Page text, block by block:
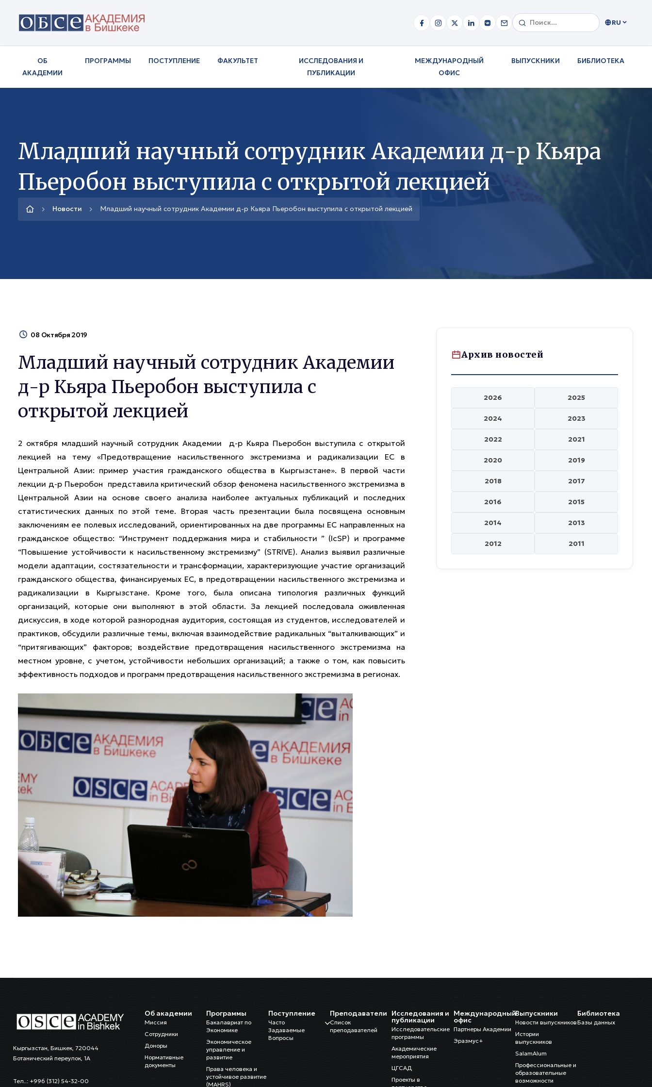
RU
ОБ
АКАДЕМИИ
ПРОГРАММЫ ПОСТУПЛЕНИЕ ФАКУЛЬТЕТ
ИССЛЕДОВАНИЯ И
ПУБЛИКАЦИИ
МЕЖДУНАРОДНЫЙ
ОФИС
ВЫПУСКНИКИ БИБЛИОТЕКА
Младший научный сотрудник Академии д-р Кьяра
Пьеробон выступила с открытой лекцией
Новости Младший научный сотрудник Академии д-р Кьяра Пьеробон выступила с открытой лекцией
08 Октября 2019
Младший научный сотрудник Академии
д-р Кьяра Пьеробон выступила с
открытой лекцией
2 октября младший научный сотрудник Академии д-р Кьяра Пьеробон выступила с открытой
лекцией на тему «Предотвращение насильственного экстремизма и радикализации ЕС в
Центральной Азии: пример участия гражданского общества в Кыргызстане». В первой части
лекции д-р Пьеробон представила критический обзор феномена насильственного экстремизма в
Центральной Азии на основе своего анализа наиболее актуальных публикаций и последних
статистических данных по этой теме. Вторая часть презентации была посвящена основным
заключениям ее полевых исследований, ориентированных на две программы ЕС направленных на
гражданское общество: “Инструмент поддержания мира и стабильности ” (IcSP) и программе
“Повышение устойчивости к насильственному экстремизму” (STRIVE). Анализ выявил различные
модели адаптации, состязательности и трансформации, характеризующие участие организаций
гражданского общества, финансируемых ЕС, в предотвращении насильственного экстремизма и
радикализации в Кыргызстане. Кроме того, была описана типология различных функций
организаций, которые они выполняют в этой области. За лекцией последовала оживленная
дискуссия, в ходе которой разнородная аудитория, состоящая из студентов, исследователей и
практиков, обсудили различные темы, включая взаимодействие радикальных “выталкивающих” и
“притягивающих” факторов; воздействие предотвращения насильственного экстремизма на
местном уровне, с учетом, устойчивости небольших организаций; а также о том, как повысить
эффективность подходов и программ предотвращения насильственного экстремизма в регионах.
Архив новостей
2026 2025
2024 2023
2022 2021
2020 2019
2018 2017
2016 2015
2014 2013
2012 2011
Кыргызстан, Бишкек, 720044
Ботанический переулок, 1А
Тел..: +996 (312) 54-32-00
Об академии
Миссия
Сотрудники
Доноры
Нормативные
документы
Программы
Бакалавриат по
Экономике
Экономическое
управление и
развитие
Права человека и
устойчивое развитие
(MAHRS)
Поступление
Часто
Задаваемые
Вопросы
Преподаватели
Список
преподавателей
Исследования и
публикации
Исследовательские
программы
Академические
мероприятия
ЦГСАД
Проекты в
Международный
офис
Партнеры Академии
Эразмус+
Выпускники
Новости выпускников
Истории
выпускников
SalamAlum
Профессиональные и
образовательные
возможности
Библиотека
Базы данных